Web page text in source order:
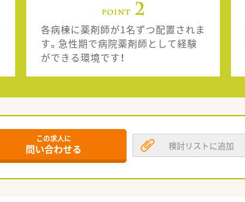
各病棟に薬剤師が1名ずつ配置されま
す。急性期で病院薬剤師として経験
ができる環境です！
この求人に
問い合わせる 検討リストに追加